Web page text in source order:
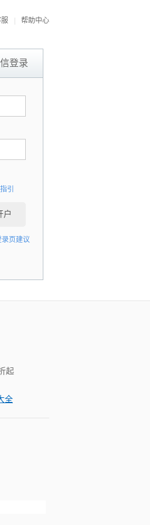
帮助中心
登录
引
户
录页建议
起
全